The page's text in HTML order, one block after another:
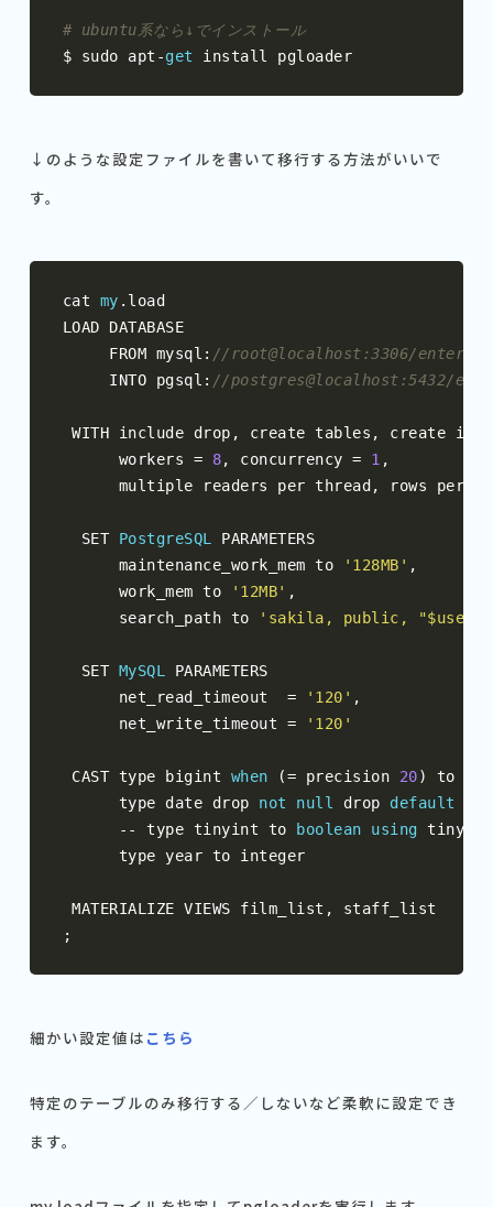
# ubuntu系なら↓でインストール
$ sudo apt -get install pgloader
↓のような設定ファイルを書いて移行する方法がいいで
す。
cat my . load
LOAD DATABASE
     FROM mysql
: //root@localhost:3306/
     INTO pgsql
: //postgres@localhost:5432/
WITH include drop , create tables ,
create
      workers
= 8, concurrency = 1 ,
      multiple readers per thread
, rows per
  SET
PostgreSQL PARAMETERS
      maintenance_work_mem to
'128MB' ,
      work_mem to
'12MB' ,
      search_path to
'sakila, public, "$user"'
  SET
MySQL PARAMETERS
      net_read_timeout
= '120' ,
      net_write_timeout
= '120'
CAST type bigint when (= precision 20)
to
      type date drop
not null drop default
--
type tinyint to boolean using tinyint
      type year to integer
MATERIALIZE VIEWS film_list ,
;
細かい設定値は こちら
特定のテーブルのみ移行する／しないなど柔軟に設定でき
ます。